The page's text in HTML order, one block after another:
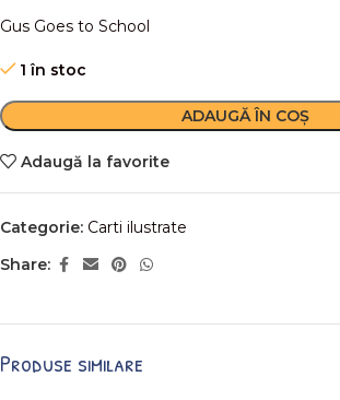
Gus Goes to School
1 în stoc
ADAUGĂ ÎN COȘ
Adaugă la favorite
Categorie: Carti ilustrate
Share:
Produse similare